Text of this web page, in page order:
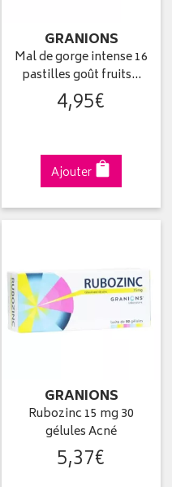
GRANIONS
Mal de gorge intense 16
pastilles goût fruits…
4,95€
Ajouter
GRANIONS
Rubozinc 15 mg 30
gélules Acné
5,37€